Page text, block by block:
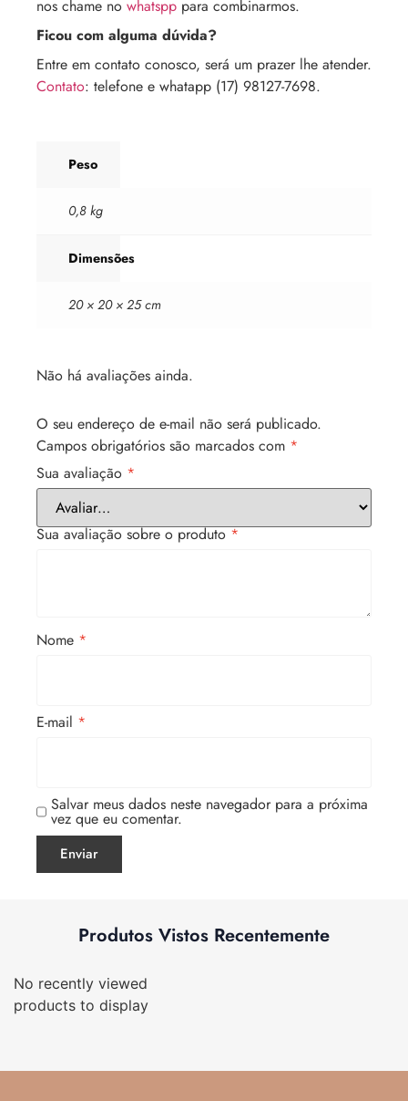
nos chame no whatspp para combinarmos.
Ficou com alguma dúvida?
Entre em contato conosco, será um prazer lhe atender.
Contato: telefone e whatapp (17) 98127-7698.
Peso
0,8 kg
Dimensões
20 × 20 × 25 cm
Não há avaliações ainda.
O seu endereço de e-mail não será publicado.
Campos obrigatórios são marcados com *
Sua avaliação *
Sua avaliação sobre o produto*
Nome *
E-mail *
Salvar meus dados neste navegador para a próxima
vez que eu comentar.
Produtos Vistos Recentemente
No recently viewed
products to display